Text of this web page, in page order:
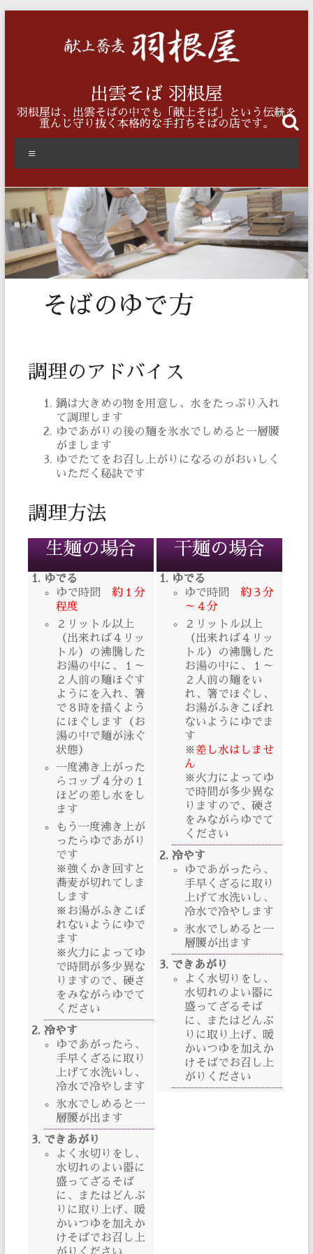
プ
出雲そば 羽根屋
羽根屋は、出雲そばの中でも「献上そば」という伝統を
重んじ守り抜く本格的な手打ちそばの店です。
ニ
ュ
ー
そばのゆで方
調理のアドバイス
鍋は大きめの物を用意し、水をたっぷり入れ
て調理します
ゆであがりの後の麺を氷水でしめると一層腰
がまします
ゆでたてをお召し上がりになるのがおいしく
いただく秘訣です
調理方法
生麺の場合
ゆでる
ゆで時間 約１分
程度
２リットル以上
（出来れば４リッ
トル）の沸騰した
お湯の中に、１～
２人前の麺ほぐす
ようにを入れ、箸
で８時を描くよう
にほぐします（お
湯の中で麺が泳ぐ
状態）
一度沸き上がった
らコップ４分の１
ほどの差し水をし
ます
もう一度沸き上が
ったらゆであがり
です
※強くかき回すと
蕎麦が切れてしま
します
※お湯がふきこぼ
れないようにゆで
ます
※火力によってゆ
で時間が多少異な
りますので、硬さ
をみながらゆでて
ください
冷やす
ゆであがったら、
手早くざるに取り
上げて水洗いし、
冷水で冷やします
氷水でしめると一
層腰が出ます
できあがり
よく水切りをし、
水切れのよい器に
盛ってざるそば
に、またはどんぶ
りに取り上げ、暖
かいつゆを加えか
けそばでお召し上
干麺の場合
ゆでる
ゆで時間 約３分
～４分
２リットル以上
（出来れば４リッ
トル）の沸騰した
お湯の中に、１～
２人前の麺をい
れ、箸でほぐし、
お湯がふきこぼれ
ないようにゆでま
す
※差し水はしませ
ん
※火力によってゆ
で時間が多少異な
りますので、硬さ
をみながらゆでて
ください
冷やす
ゆであがったら、
手早くざるに取り
上げて水洗いし、
冷水で冷やします
氷水でしめると一
層腰が出ます
できあがり
よく水切りをし、
水切れのよい器に
盛ってざるそば
に、またはどんぶ
りに取り上げ、暖
かいつゆを加えか
けそばでお召し上
がりください